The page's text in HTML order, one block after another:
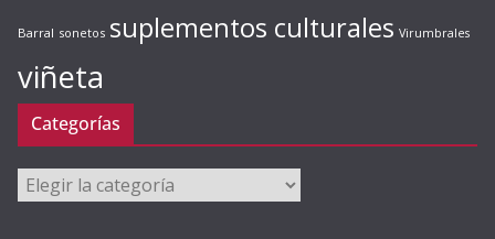
Barral sonetos suplementos culturales Virumbrales
viñeta
Categorías
Categorías